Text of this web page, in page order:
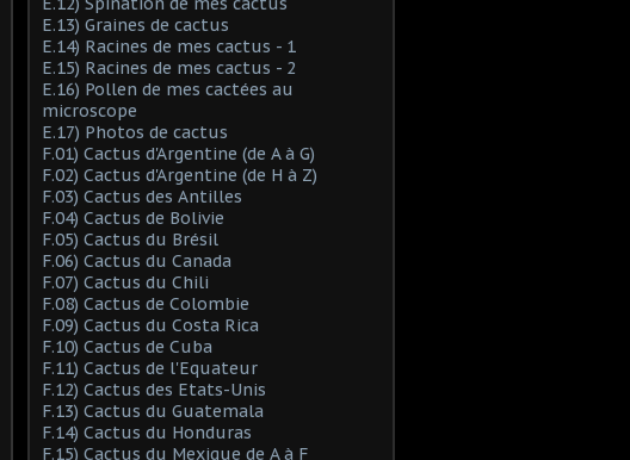
E.13) Graines de cactus
E.14) Racines de mes cactus - 1
E.15) Racines de mes cactus - 2
E.16) Pollen de mes cactées au
microscope
E.17) Photos de cactus
F.01) Cactus d'Argentine (de A à G)
F.02) Cactus d'Argentine (de H à Z)
F.03) Cactus des Antilles
F.04) Cactus de Bolivie
F.05) Cactus du Brésil
F.06) Cactus du Canada
F.07) Cactus du Chili
F.08) Cactus de Colombie
F.09) Cactus du Costa Rica
F.10) Cactus de Cuba
F.11) Cactus de l'Equateur
F.12) Cactus des Etats-Unis
F.13) Cactus du Guatemala
F.14) Cactus du Honduras
F.15) Cactus du Mexique de A à F